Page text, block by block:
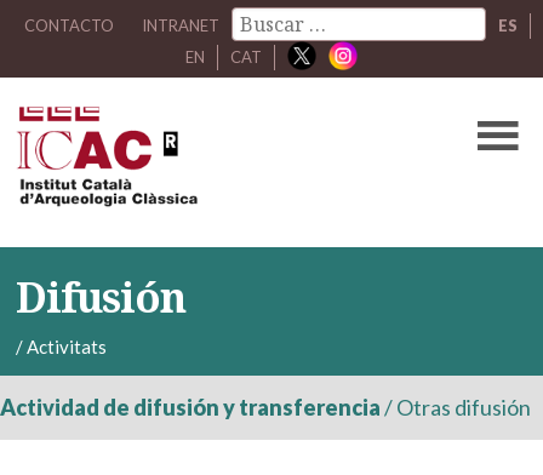
CONTACTO INTRANET
ES
EN
CAT
Difusión
/Activitats
Actividad de difusión y transferencia/Otras difusión